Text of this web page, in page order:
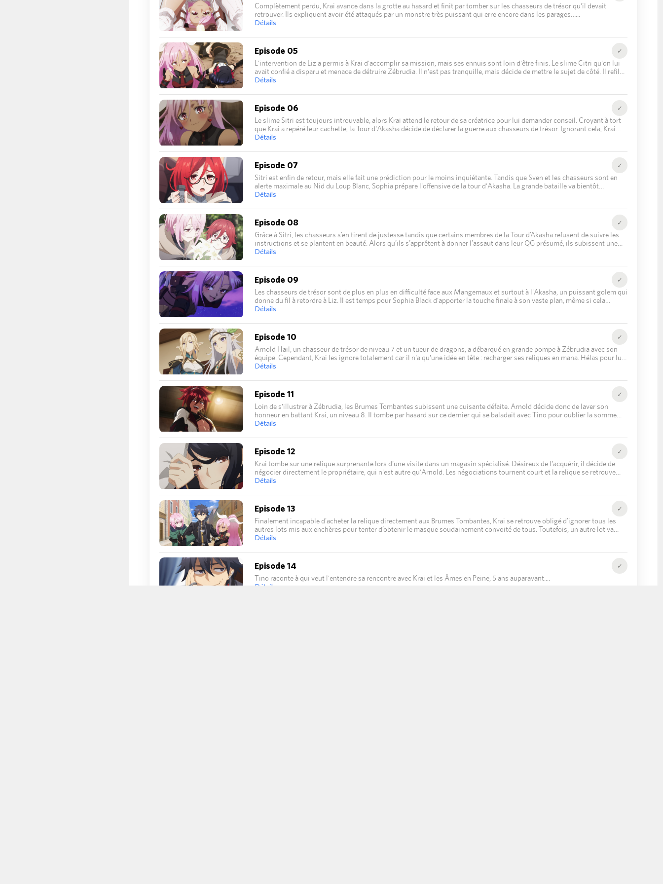
Complètement perdu, Krai avance dans la grotte au hasard et finit par tomber sur les chasseurs de trésor qu'il devait
retrouver. Ils expliquent avoir été attaqués par un monstre très puissant qui erre encore dans les parages…
Détails
Episode 05 ✓
L'intervention de Liz a permis à Krai d'accomplir sa mission, mais ses ennuis sont loin d'être finis. Le slime Citri qu'on lui
avait confié a disparu et menace de détruire Zébrudia. Il n'est pas tranquille, mais décide de mettre le sujet de côté. Il refile
le sale boulot et part en rendez-vous avec Liz. Pendant ce temps-là, un vaste complot de la Tour d'Akasha est en train de se
Détails
Episode 06 ✓
Le slime Sitri est toujours introuvable, alors Krai attend le retour de sa créatrice pour lui demander conseil. Croyant à tort
que Krai a repéré leur cachette, la Tour d'Akasha décide de déclarer la guerre aux chasseurs de trésor. Ignorant cela, Krai
tente de confier l'enquête sur le Nid du Loup Blanc à Ark, mais suite à un malentendu, une grande équipe de chasseurs se
Détails
Episode 07 ✓
Sitri est enfin de retour, mais elle fait une prédiction pour le moins inquiétante. Tandis que Sven et les chasseurs sont en
alerte maximale au Nid du Loup Blanc, Sophia prépare l'offensive de la tour d'Akasha. La grande bataille va bientôt
commencer !
Détails
Episode 08 ✓
Grâce à Sitri, les chasseurs s’en tirent de justesse tandis que certains membres de la Tour d’Akasha refusent de suivre les
instructions et se plantent en beauté. Alors qu’ils s’apprêtent à donner l’assaut dans leur QG présumé, ils subissent une
attaque surprise. Krai se décide enfin à arriver…
Détails
Episode 09 ✓
Les chasseurs de trésor sont de plus en plus en difficulté face aux Mangemaux et surtout à l'Akasha, un puissant golem qui
donne du fil à retordre à Liz. Il est temps pour Sophia Black d'apporter la touche finale à son vaste plan, même si cela
implique quelques sacrifices.
Détails
Episode 10 ✓
Arnold Hail, un chasseur de trésor de niveau 7 et un tueur de dragons, a débarqué en grande pompe à Zébrudia avec son
équipe. Cependant, Krai les ignore totalement car il n'a qu'une idée en tête : recharger ses reliques en mana. Hélas pour lui,
il va se retrouver obligé de s'occuper de ces nouveaux venus…
Détails
Episode 11 ✓
Loin de s'illustrer à Zébrudia, les Brumes Tombantes subissent une cuisante défaite. Arnold décide donc de laver son
honneur en battant Krai, un niveau 8. Il tombe par hasard sur ce dernier qui se baladait avec Tino pour oublier la somme
colossale qu'il doit à Sitri. Il envoie Tino les affronter, mais il se rend vite compte qu'il va devoir intervenir.
Détails
Episode 12 ✓
Krai tombe sur une relique surprenante lors d'une visite dans un magasin spécialisé. Désireux de l'acquérir, il décide de
négocier directement le propriétaire, qui n'est autre qu'Arnold. Les négociations tournent court et la relique se retrouve
finalement sur la liste des lots des enchères de Zébrudia car tout le monde semble la vouloir.
Détails
Episode 13 ✓
Finalement incapable d’acheter la relique directement aux Brumes Tombantes, Krai se retrouve obligé d’ignorer tous les
autres lots mis aux enchères pour tenter d’obtenir le masque soudainement convoité de tous. Toutefois, un autre lot va
attirer son attention…
Détails
Episode 14 ✓
Tino raconte à qui veut l'entendre sa rencontre avec Krai et les Âmes en Peine, 5 ans auparavant.
Détails